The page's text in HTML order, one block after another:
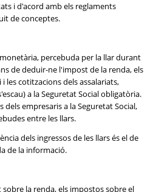
i d'acord amb els reglaments
de conceptes.
percebuda per la llar durant
de deduir-ne l'impost de la renda, els
les cotitzacions dels assalariats,
a la Seguretat Social obligatòria.
dels empresaris a la Seguretat Social,
entre les llars.
dels ingressos de les llars és el de
de la informació.
la renda, els impostos sobre el